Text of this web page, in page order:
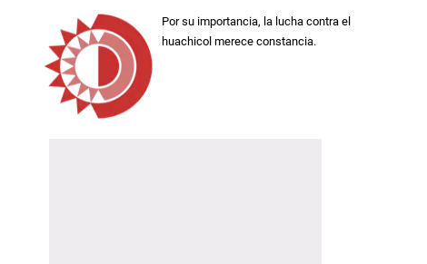
Por su importancia, la lucha contra el
huachicol merece constancia.